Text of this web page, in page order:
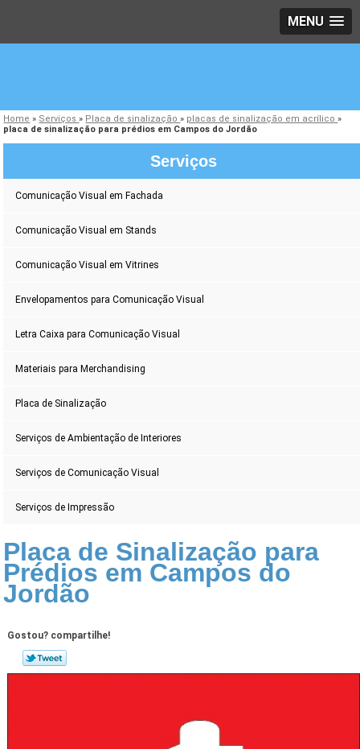
MENU
Home » Serviços» Placa de sinalização» placas de sinalização em acrílico»
placa de sinalização para prédios em Campos do Jordão
Serviços
Comunicação Visual em Fachada
Comunicação Visual em Stands
Comunicação Visual em Vitrines
Envelopamentos para Comunicação Visual
Letra Caixa para Comunicação Visual
Materiais para Merchandising
Placa de Sinalização
Serviços de Ambientação de Interiores
Serviços de Comunicação Visual
Serviços de Impressão
Placa de Sinalização para
Prédios em Campos do
Jordão
Gostou? compartilhe!